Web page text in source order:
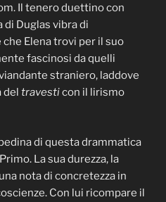
Il tenero duettino con
di Duglas vibra di
Elena trovi per il suo
fascinosi da quelli
straniero, laddove
del travesticon il lirismo
di questa drammatica
La sua durezza, la
nota di concretezza in
Con lui ricompare il